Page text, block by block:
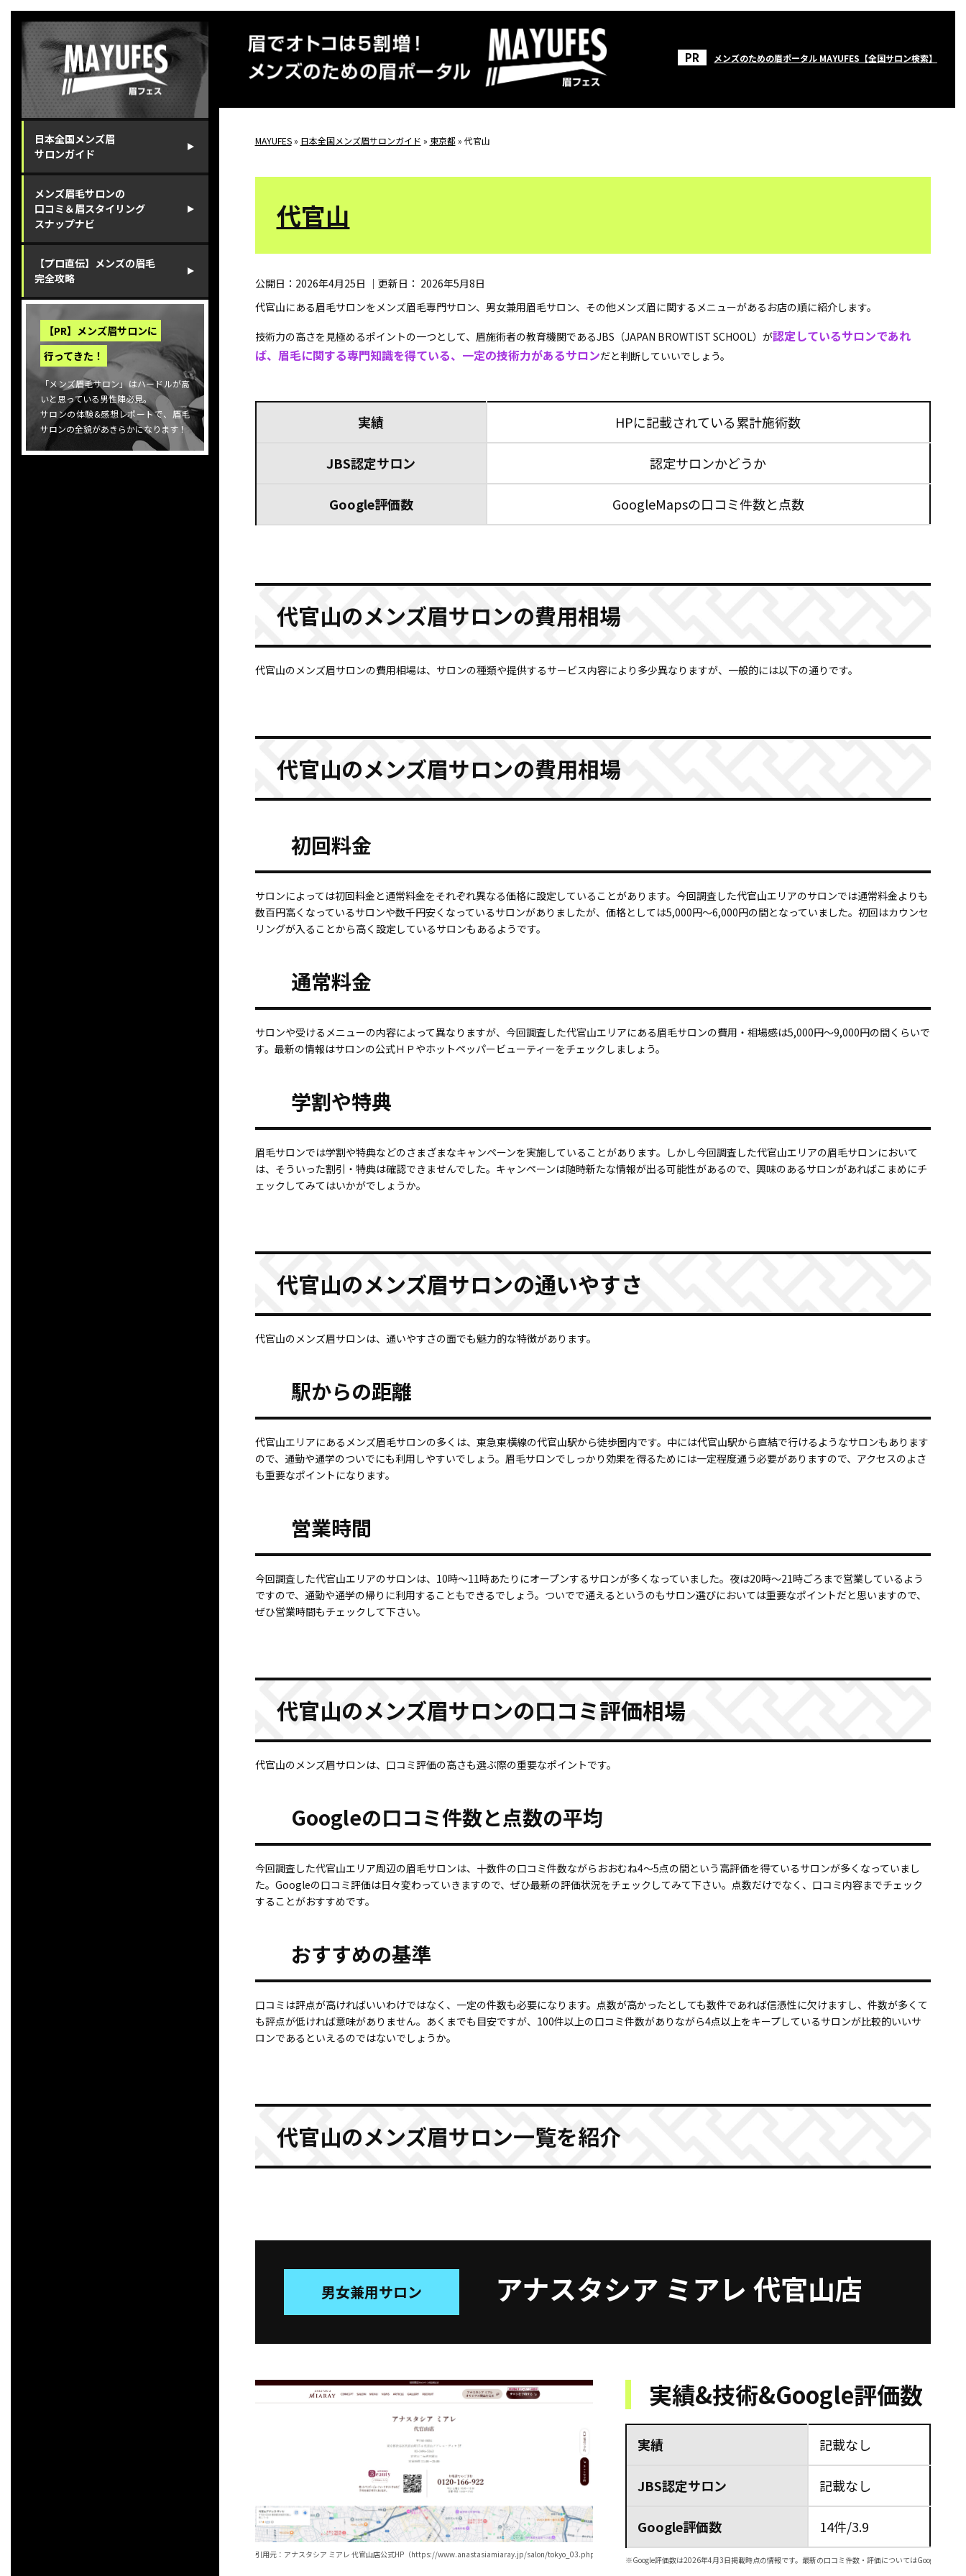
⽇本全国メンズ眉
サロンガイド
メンズ眉⽑サロンの
⼝コミ＆眉スタイリング
スナップナビ
【プロ直伝】メンズの眉⽑
完全攻略
【PR】メンズ眉サロンに
行ってきた！
「メンズ眉毛サロン」はハードルが高
いと思っている男性陣必見。
サロンの体験&感想レポートで、眉毛
サロンの全貌があきらかになります！
メンズのための眉ポータル MAYUFES【全国サロン検索】
MAYUFES» 日本全国メンズ眉サロンガイド » 東京都 » 代官山
代官山
公開日： 2026年4月25日 ｜更新日： 2026年5月8日
代官山にある眉毛サロンをメンズ眉毛専門サロン、男女兼用眉毛サロン、その他メンズ眉に関するメニューがあるお店の順に紹介します。
技術力の高さを見極めるポイントの一つとして、眉施術者の教育機関であるJBS（JAPAN BROWTIST SCHOOL）が認定しているサロンであれ
ば、眉毛に関する専門知識を得ている、一定の技術力があるサロンだと判断していいでしょう。
実績 HPに記載されている累計施術数
JBS認定サロン 認定サロンかどうか
Google評価数 GoogleMapsの口コミ件数と点数
代官山のメンズ眉サロンの費用相場
代官山のメンズ眉サロンの費用相場は、サロンの種類や提供するサービス内容により多少異なりますが、一般的には以下の通りです。
代官山のメンズ眉サロンの費用相場
初回料金
サロンによっては初回料金と通常料金をそれぞれ異なる価格に設定していることがあります。今回調査した代官山エリアのサロンでは通常料金よりも
数百円高くなっているサロンや数千円安くなっているサロンがありましたが、価格としては5,000円～6,000円の間となっていました。初回はカウンセ
リングが入ることから高く設定しているサロンもあるようです。
通常料金
サロンや受けるメニューの内容によって異なりますが、今回調査した代官山エリアにある眉毛サロンの費用・相場感は5,000円～9,000円の間くらいで
す。最新の情報はサロンの公式ＨＰやホットペッパービューティーをチェックしましょう。
学割や特典
眉毛サロンでは学割や特典などのさまざまなキャンペーンを実施していることがあります。しかし今回調査した代官山エリアの眉毛サロンにおいて
は、そういった割引・特典は確認できませんでした。キャンペーンは随時新たな情報が出る可能性があるので、興味のあるサロンがあればこまめにチ
ェックしてみてはいかがでしょうか。
代官山のメンズ眉サロンの通いやすさ
代官山のメンズ眉サロンは、通いやすさの面でも魅力的な特徴があります。
駅からの距離
代官山エリアにあるメンズ眉毛サロンの多くは、東急東横線の代官山駅から徒歩圏内です。中には代官山駅から直結で行けるようなサロンもあります
ので、通勤や通学のついでにも利用しやすいでしょう。眉毛サロンでしっかり効果を得るためには一定程度通う必要がありますので、アクセスのよさ
も重要なポイントになります。
営業時間
今回調査した代官山エリアのサロンは、10時～11時あたりにオープンするサロンが多くなっていました。夜は20時～21時ごろまで営業しているよう
ですので、通勤や通学の帰りに利用することもできるでしょう。ついでで通えるというのもサロン選びにおいては重要なポイントだと思いますので、
ぜひ営業時間もチェックして下さい。
代官山のメンズ眉サロンの口コミ評価相場
代官山のメンズ眉サロンは、口コミ評価の高さも選ぶ際の重要なポイントです。
Googleの口コミ件数と点数の平均
今回調査した代官山エリア周辺の眉毛サロンは、十数件の口コミ件数ながらおおむね4～5点の間という高評価を得ているサロンが多くなっていまし
た。Googleの口コミ評価は日々変わっていきますので、ぜひ最新の評価状況をチェックしてみて下さい。点数だけでなく、口コミ内容までチェック
することがおすすめです。
おすすめの基準
口コミは評点が高ければいいわけではなく、一定の件数も必要になります。点数が高かったとしても数件であれば信憑性に欠けますし、件数が多くて
も評点が低ければ意味がありません。あくまでも目安ですが、100件以上の口コミ件数がありながら4点以上をキープしているサロンが比較的いいサ
ロンであるといえるのではないでしょうか。
代官山のメンズ眉サロン一覧を紹介
男女兼用サロン アナスタシア ミアレ 代官山店
引用元：アナスタシア ミアレ 代官山店公式HP（https://www.anastasiamiaray.jp/salon/tokyo_03.php）
実績&技術&Google評価数
実績 記載なし
JBS認定サロン 記載なし
Google評価数 14件/3.9
※Google評価数は2026年4月3日掲載時点の情報です。最新の口コミ件数・評価についてはGoogleマップ